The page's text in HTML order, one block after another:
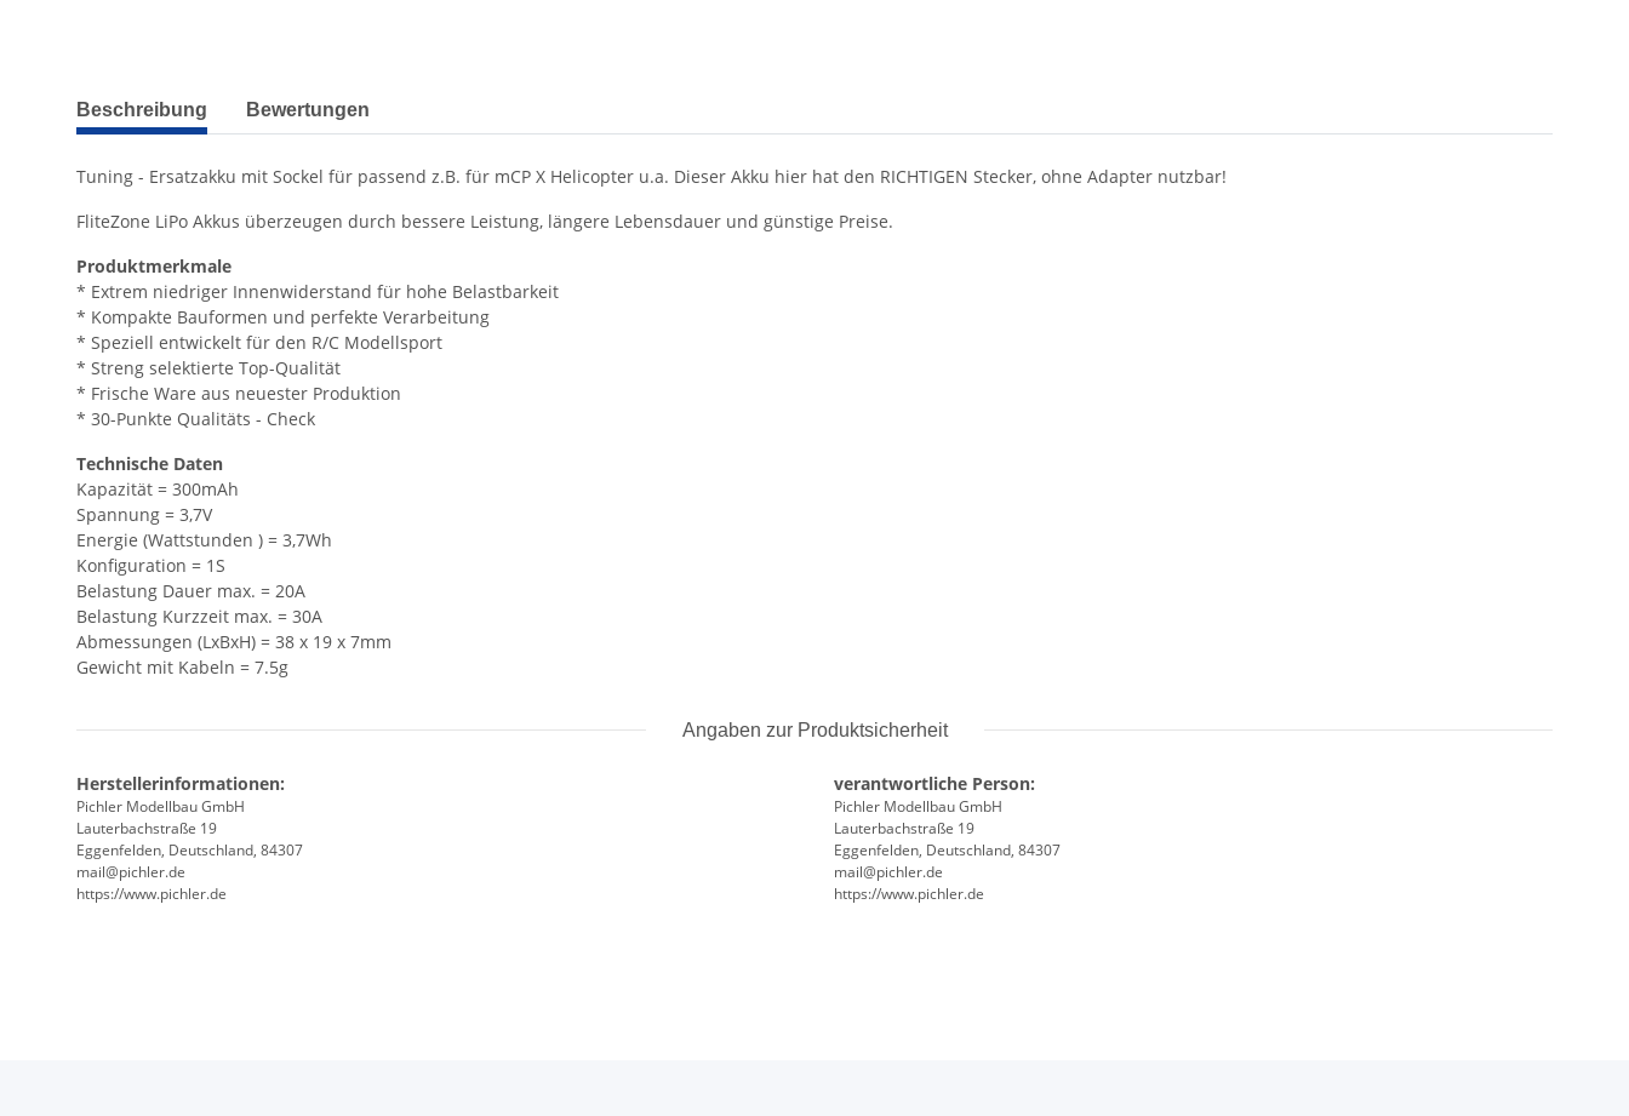
weitere Registerkarten anzeigen
Beschreibung Bewertungen
Tuning - Ersatzakku mit Sockel für passend z.B. für mCP X Helicopter u.a. Dieser Akku hier hat den RICHTIGEN Stecker, ohne Adapter nutzbar!
FliteZone LiPo Akkus überzeugen durch bessere Leistung, längere Lebensdauer und günstige Preise.
Produktmerkmale
* Extrem niedriger Innenwiderstand für hohe Belastbarkeit
* Kompakte Bauformen und perfekte Verarbeitung
* Speziell entwickelt für den R/C Modellsport
* Streng selektierte Top-Qualität
* Frische Ware aus neuester Produktion
* 30-Punkte Qualitäts - Check
Technische Daten
Kapazität = 300mAh
Spannung = 3,7V
Energie (Wattstunden ) = 3,7Wh
Konfiguration = 1S
Belastung Dauer max. = 20A
Belastung Kurzzeit max. = 30A
Abmessungen (LxBxH) = 38 x 19 x 7mm
Gewicht mit Kabeln = 7.5g
Angaben zur Produktsicherheit
Herstellerinformationen:
Pichler Modellbau GmbH
Lauterbachstraße 19
Eggenfelden, Deutschland, 84307
mail@pichler.de
https://www.pichler.de
verantwortliche Person:
Pichler Modellbau GmbH
Lauterbachstraße 19
Eggenfelden, Deutschland, 84307
mail@pichler.de
https://www.pichler.de